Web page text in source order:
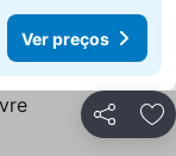
Ver preços
Partilhar